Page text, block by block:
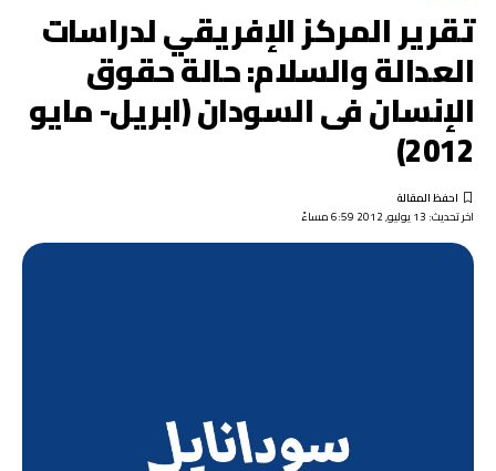
تقرير المركز الإفريقي لدراسات
العدالة والسلام: حالة حقوق
الإنسان فى السودان (ابريل- مايو
2012)
اخر تحديث: 13 يوليو, 2012 6:59 مساءً